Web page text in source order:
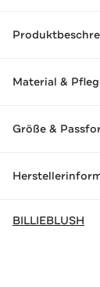
Material &
Größe &
BILLIEBLUSH